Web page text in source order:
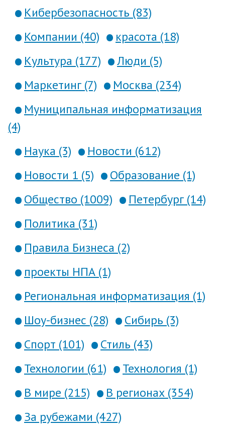
Кибербезопасность (83)
Компании (40)
красота (18)
Культура (177)
Люди (5)
Маркетинг (7)
Москва (234)
Муниципальная информатизация
(4)
Наука (3)
Новости (612)
Новости 1 (5)
Образование (1)
Общество (1009)
Петербург (14)
Политика (31)
Правила Бизнеса (2)
проекты НПА (1)
Региональная информатизация (1)
Шоу-бизнес (28)
Сибирь (3)
Спорт (101)
Стиль (43)
Технологии (61)
Технология (1)
В мире (215)
В регионах (354)
За рубежами (427)